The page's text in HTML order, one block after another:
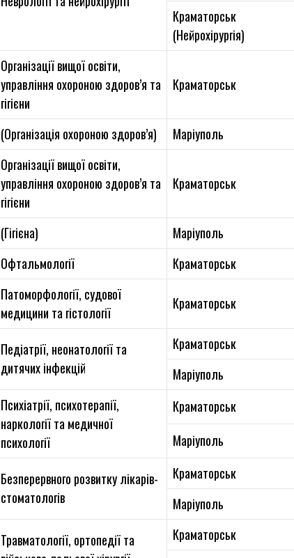
Краматорськ
(Нейрохірургія)
Організації вищої освіти,
управління охороною здоров’я та
гігієни
Краматорськ
(Організація охороною здоров’я)
Маріуполь
Організації вищої освіти,
управління охороною здоров’я та
гігієни
Краматорськ
(Гігієна)
Маріуполь
Офтальмології
Краматорськ
Патоморфології, судової
медицини та гістології
Краматорськ
Педіатрії, неонатології та
дитячих інфекцій
Краматорськ
Маріуполь
Психіатрії, психотерапії,
наркології та медичної
психології
Краматорськ
Маріуполь
Безперервного розвитку лікарів-
стоматологів
Краматорськ
Маріуполь
Травматології, ортопедії та
Краматорськ